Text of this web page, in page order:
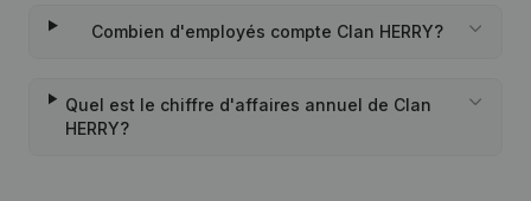
Combien d'employés compte Clan HERRY?
Quel est le chiffre d'affaires annuel de Clan
HERRY?